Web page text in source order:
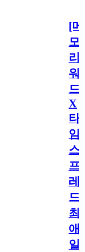
[메
모
리
워
드
X
타
임
스
프
레
드]
최
애
일